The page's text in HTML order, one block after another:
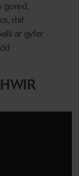
gored,
rhif
ar gyfer